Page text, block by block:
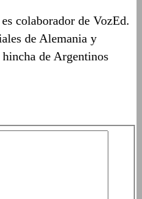
colaborador de VozEd.
de Alemania y
de Argentinos